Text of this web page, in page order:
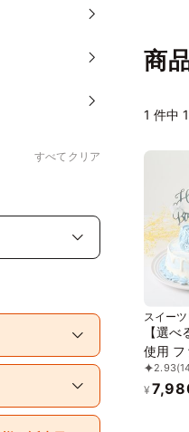
すべてクリア
商
1 件中
スイー
【選
使用 フ
ー スマ
段
2.93
¥